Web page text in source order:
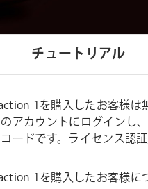
チュートリアル
1を購入したお客様
アカウントにログイン
ードです。ライセンス認
1を購入したお客様に